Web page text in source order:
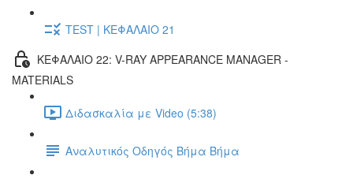
TEST | ΚΕΦΑΛΑΙΟ 21
ΚΕΦΑΛΑΙΟ 22: V-RAY APPEARANCE MANAGER -
MATERIALS
Διδασκαλία με Video (5:38)
Αναλυτικός Οδηγός Βήμα Βήμα